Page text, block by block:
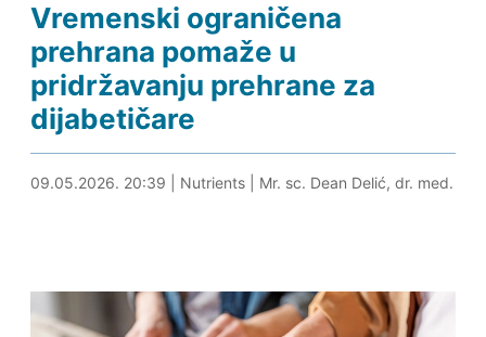
Vremenski ograničena
prehrana pomaže u
pridržavanju prehrane za
dijabetičare
09.05.2026. 20:55
09.05.2026. 20:39 Nutrients Mr. sc. Dean Delić, dr. med.